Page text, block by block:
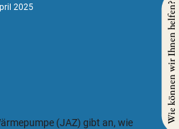
2025
(JAZ) gibt an, wie
Wie können wir Ihnen helfen?